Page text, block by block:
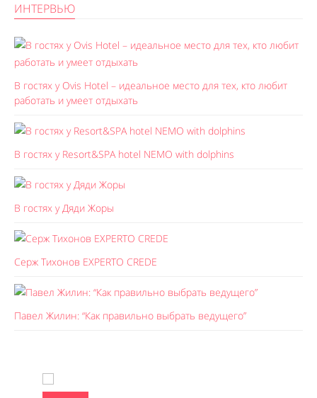
ИНТЕРВЬЮ
В гостях у Ovis Hotel – идеальное место для тех, кто любит
работать и умеет отдыхать
В гостях у Resort&SPA hotel NEMO with dolphins
В гостях у Дяди Жоры
Серж Тихонов EXPERTO CREDE
Павел Жилин: “Как правильно выбрать ведущего”